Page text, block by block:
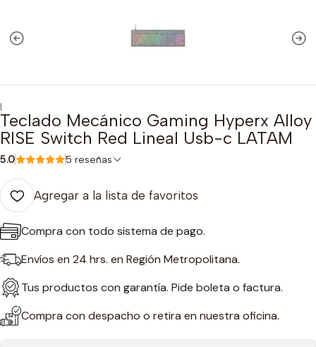
|
Teclado Mecánico Gaming Hyperx Alloy
RISE Switch Red Lineal Usb-c LATAM
5.0 5 reseñas
Agregar a la lista de favoritos
Compra con todo sistema de pago.
Envíos en 24 hrs. en Región Metropolitana.
Tus productos con garantía. Pide boleta o factura.
Compra con despacho o retira en nuestra oficina.